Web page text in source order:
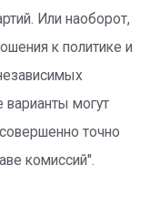
Или наоборот,
к политике и
могут
точно
комиссий".